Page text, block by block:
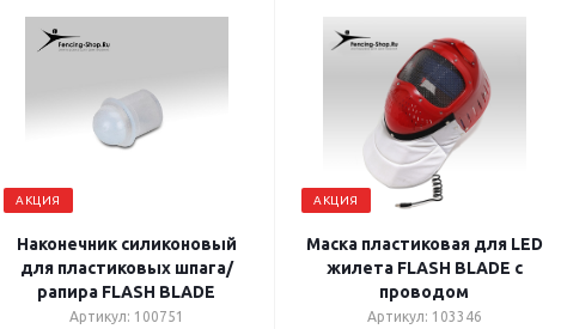
АКЦИЯ
Наконечник силиконовый
для пластиковых шпага/
рапира FLASH BLADE
Артикул: 100751
АКЦИЯ
Маска пластиковая для LED
жилета FLASH BLADE с
проводом
Артикул: 103346